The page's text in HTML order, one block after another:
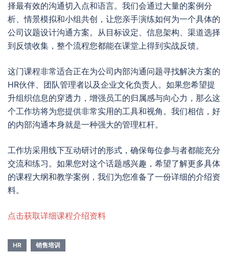
择最有效的沟通切入点和语言。我们会通过大量的案例分
析、情景模拟和小组共创，让您亲手演练如何为一个具体的
公司议题设计沟通方案。从目标设定、信息架构、渠道选择
到反馈收集，整个流程您都能在课堂上得到实战反馈。
这门课程非常适合正在为公司内部沟通问题寻找解决方案的
HR伙伴、团队管理者以及企业文化负责人。如果您希望提
升组织信息的穿透力，增强员工的归属感与向心力，那么这
个工作坊将为您提供非常实用的工具和视角。我们相信，好
的内部沟通本身就是一种强大的管理杠杆。
工作坊采用线下互动研讨的形式，确保每位参与者都能充分
交流和练习。如果您对这个话题感兴趣，希望了解更多具体
的课程大纲和教学案例，我们为您准备了一份详细的介绍资
料。
点击获取详细课程介绍资料
HR 销售培训